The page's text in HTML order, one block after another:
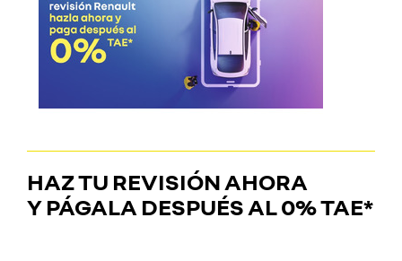
HAZ TU REVISIÓN AHORA
YPÁGALA DESPUÉS AL 0% TAE*